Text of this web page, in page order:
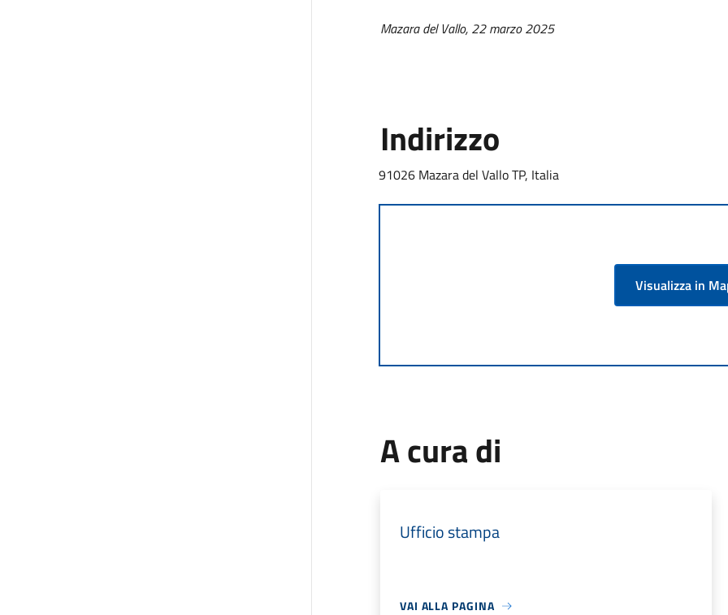
Mazara del Vallo, 22 marzo 2025
Indirizzo
91026 Mazara del Vallo TP, Italia
Visualizza in
A cura di
Ufficio stampa
VAI ALLA PAGINA